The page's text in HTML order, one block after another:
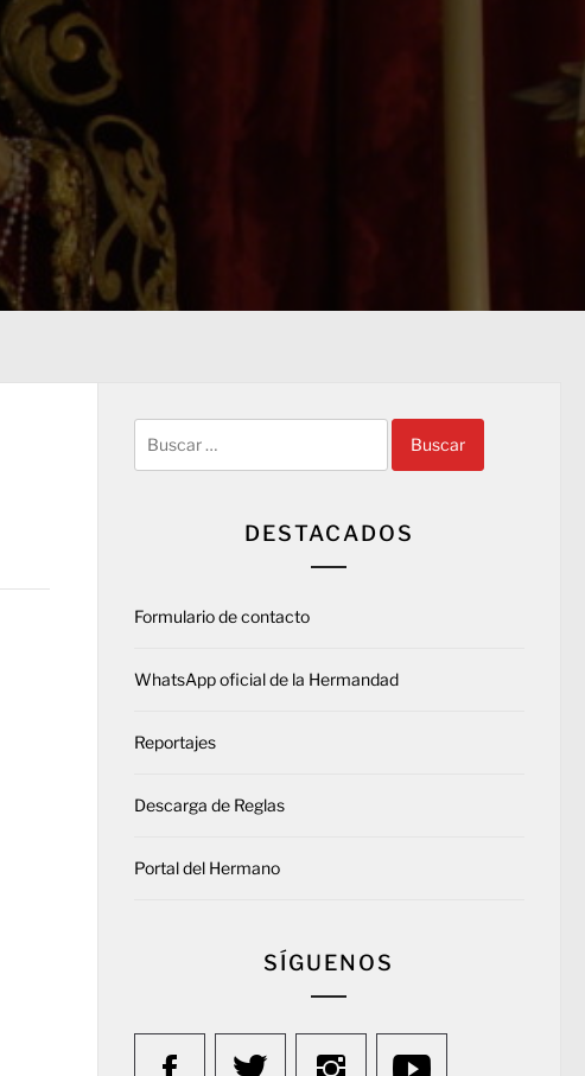
DESTACADOS
Formulario de contacto
WhatsApp oficial de la Hermandad
Reportajes
Descarga de Reglas
Portal del Hermano
SÍGUENOS